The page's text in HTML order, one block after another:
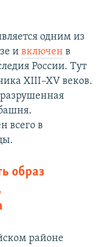
одним из
и включен в
России. Тут
XIII–XV веков.
всего в
образ
районе